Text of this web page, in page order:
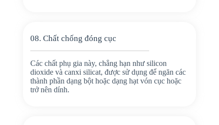
08. Chất chống đóng cục
Các chất phụ gia này, chẳng hạn như silicon
dioxide và canxi silicat, được sử dụng để ngăn các
thành phần dạng bột hoặc dạng hạt vón cục hoặc
trở nên dính.